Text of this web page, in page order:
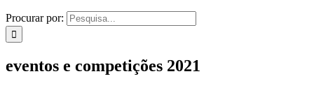
Procurar por:
eventos e competições 2021